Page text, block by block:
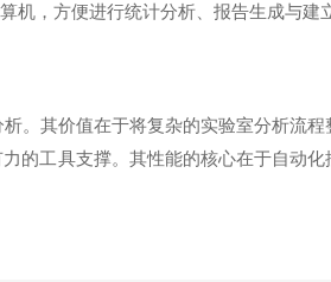
，方便进行统计分析、报告生成与建
。其价值在于将复杂的实验室分析流
的工具支撑。其性能的核心在于自动